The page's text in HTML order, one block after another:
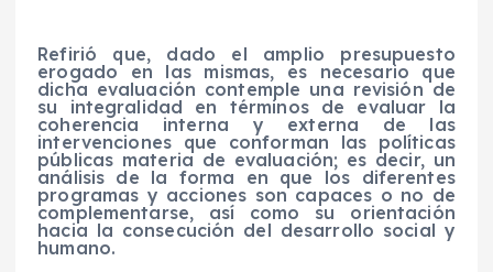
Refirió que, dado el amplio presupuesto
erogado en las mismas, es necesario que
dicha evaluación contemple una revisión de
su integralidad en términos de evaluar la
coherencia interna y externa de las
intervenciones que conforman las políticas
públicas materia de evaluación; es decir, un
análisis de la forma en que los diferentes
programas y acciones son capaces o no de
complementarse, así como su orientación
hacia la consecución del desarrollo social y
humano.